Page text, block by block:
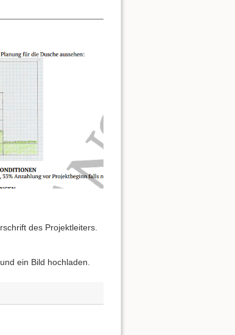
des Projektleiters.
ein Bild hochladen.